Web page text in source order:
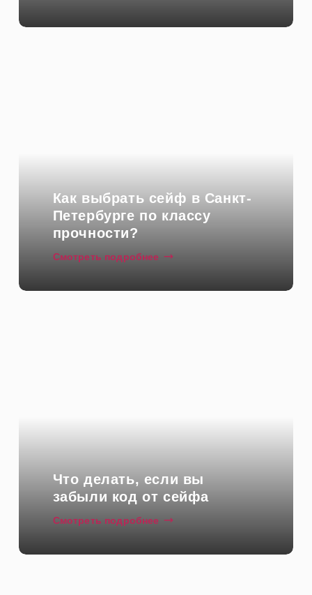
Как выбрать сейф в Санкт-
Петербурге по классу
прочности?
Смотреть подробнее
Что делать, если вы
забыли код от сейфа
Смотреть подробнее